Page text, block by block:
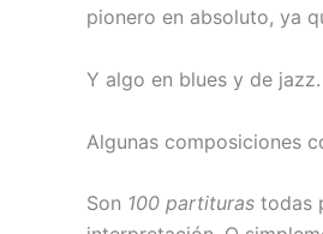
pionero en absoluto, ya
Y algo en blues y de
Algunas composiciones
Son 100 partituras todas